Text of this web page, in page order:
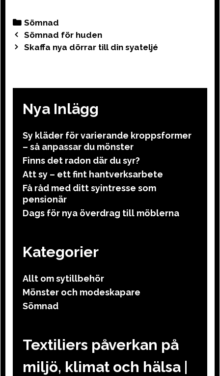
Categories
Sömnad
Post
navigation
Sömnad för huden
Skaffa nya dörrar till din syateljé
Nya Inlägg
Sy kläder för varierande kroppsformer
– så anpassar du mönster
Finns det radon där du syr?
Att sy – ett fint hantverksarbete
Få råd med ditt syintresse som
pensionär
Dags för nya överdrag till möblerna
Kategorier
Allt om sytillbehör
Mönster och modeskapare
Sömnad
Textiliers påverkan på
miljö, klimat och hälsa |